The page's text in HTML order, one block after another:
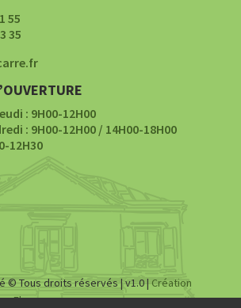
55
35
: 9H00-12H00
: 9H00-12H00 / 14H00-18H00
12H30
© Tous droits réservés | v1.0 | Création
Fluence